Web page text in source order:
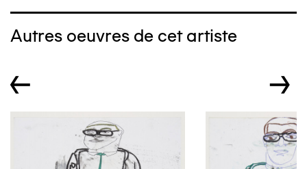
Autres oeuvres de cet artiste
← →